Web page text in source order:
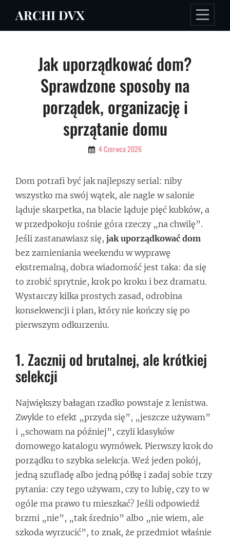
ARCHI DVX
Jak uporządkować dom?
Sprawdzone sposoby na
porządek, organizację i
sprzątanie domu
By 4 Czerwca 2026
Dom potrafi być jak najlepszy serial: niby
wszystko ma swój wątek, ale nagle w salonie
ląduje skarpetka, na blacie ląduje pięć kubków, a
w przedpokoju rośnie góra rzeczy „na chwilę”.
Jeśli zastanawiasz się, jak uporządkować dom
bez zamieniania weekendu w wyprawę
ekstremalną, dobra wiadomość jest taka: da się
to zrobić sprytnie, krok po kroku i bez dramatu.
Wystarczy kilka prostych zasad, odrobina
konsekwencji i plan, który nie kończy się po
pierwszym odkurzeniu.
1. Zacznij od brutalnej, ale krótkiej
selekcji
Największy bałagan rzadko powstaje z lenistwa.
Zwykle to efekt „przyda się”, „jeszcze używam”
i „schowam na później”, czyli klasyków
domowego katalogu wymówek. Pierwszy krok do
porządku to szybka selekcja. Weź jeden pokój,
jedną szufladę albo jedną półkę i zadaj sobie trzy
pytania: czy tego używam, czy to lubię, czy to w
ogóle ma prawo tu mieszkać? Jeśli odpowiedź
brzmi „nie”, „tak średnio” albo „nie wiem, ale
szkoda wyrzucić”, to znak, że przedmiot właśnie
Nawigacja
wpisu